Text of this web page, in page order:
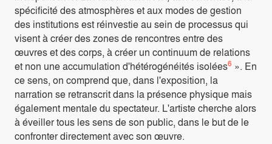
spécificité des atmosphères et aux modes de gestion
des institutions est réinvestie au sein de processus qui
visent à créer des zones de rencontres entre des
œuvres et des corps, à créer un continuum de relations
et non une accumulation d'hétérogénéités isolées6 ». En
ce sens, on comprend que, dans l'exposition, la
narration se retranscrit dans la présence physique mais
également mentale du spectateur. L'artiste cherche alors
à éveiller tous les sens de son public, dans le but de le
confronter directement avec son œuvre.